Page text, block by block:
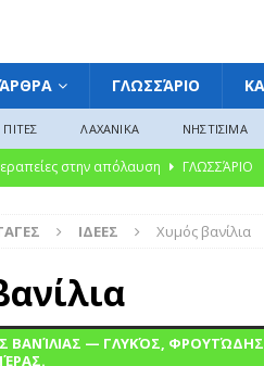
ΆΡΘΡΑ ΓΛΩΣΣΆΡΙΟ
ΠΙΤΕΣ ΛΑΧΑΝΙΚΑ ΝΗΣΤΙΣΙΜΑ
στην απόλαυση
ΓΛΩΣΣΆΡΙΟ
από την Ελλάδα, την Ευρώπη
της Ελληνικής Κουζίνας Βουτηγμένο
ΙΔΕΕΣ Χυμός βανίλια
ΒΑΝΊΛΙΑΣ — ΓΛΥΚΌΣ, ΦΡΟΥΤΏΔΗΣ